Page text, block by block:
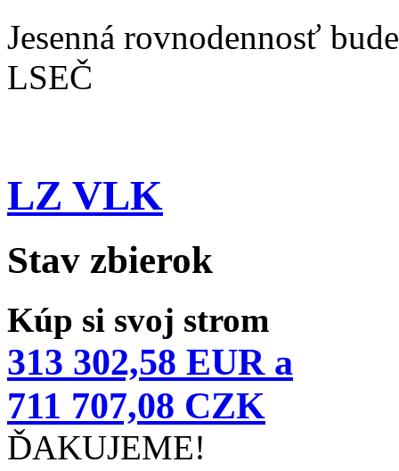
Jesenná rovnodennosť
LSEČ
LZ VLK
Stav zbierok
Kúp si svoj strom
313 302,58 EUR a
711 707,08 CZK
ĎAKUJEME!